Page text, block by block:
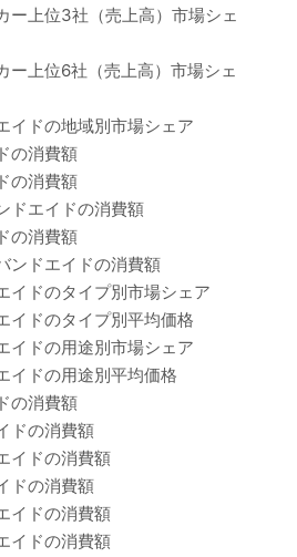
ー上位3社（売上高）市場シェ
ー上位6社（売上高）市場シェ
イドの地域別市場シェア
の消費額
の消費額
ドエイドの消費額
の消費額
ンドエイドの消費額
イドのタイプ別市場シェア
イドのタイプ別平均価格
イドの用途別市場シェア
イドの用途別平均価格
の消費額
ドの消費額
イドの消費額
ドの消費額
イドの消費額
イドの消費額